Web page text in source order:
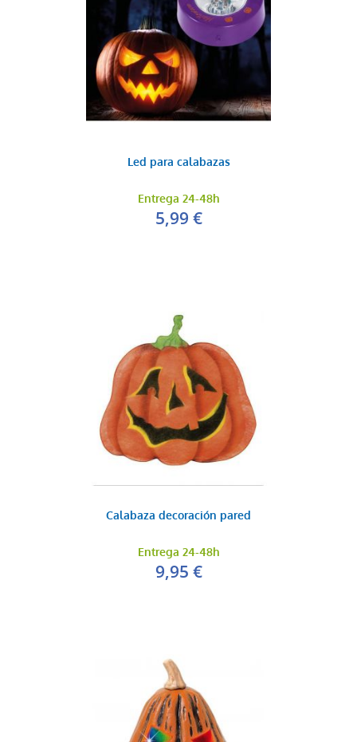
Led para calabazas
Entrega 24-48h
5,99 €
Calabaza decoración pared
Entrega 24-48h
9,95 €